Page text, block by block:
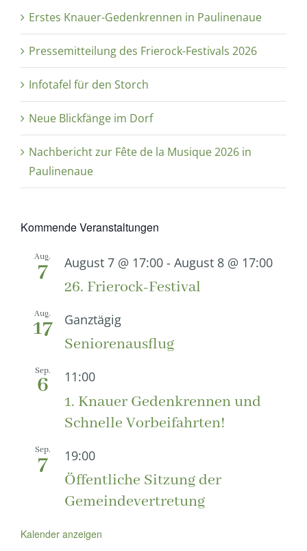
Erstes Knauer-Gedenkrennen in Paulinenaue
Pressemitteilung des Frierock-Festivals 2026
Infotafel für den Storch
Neue Blickfänge im Dorf
Nachbericht zur Fête de la Musique 2026 in
Paulinenaue
Kommende Veranstaltungen
Aug.
7 August 7 @ 17:00 - August 8 @ 17:00
26. Frierock-Festival
Aug.
17 Ganztägig
Seniorenausflug
Sep.
6 11:00
1. Knauer Gedenkrennen und
Schnelle Vorbeifahrten!
Sep.
7 19:00
Öffentliche Sitzung der
Gemeindevertretung
Kalender anzeigen